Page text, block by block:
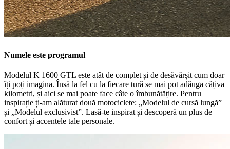
Numele este programul
Modelul K 1600 GTL este atât de complet și de desăvârșit cum doar
îți poți imagina. Însă la fel cu la fiecare tură se mai pot adăuga câțiva
kilometri, și aici se mai poate face câte o îmbunătățire. Pentru
inspirație ți-am alăturat două motociclete: „Modelul de cursă lungă”
și „Modelul exclusivist”. Lasă-te inspirat și descoperă un plus de
confort și accentele tale personale.